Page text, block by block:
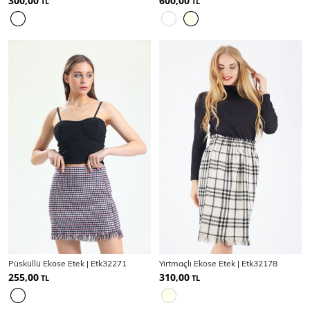
Püsküllü Ekose Etek | Etk32271
255,00 TL
Yırtmaçlı Ekose Etek | Etk32178
310,00 TL